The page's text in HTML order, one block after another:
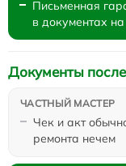
Письменная
в документах
Чек и акт
ремонта нечем
Документы